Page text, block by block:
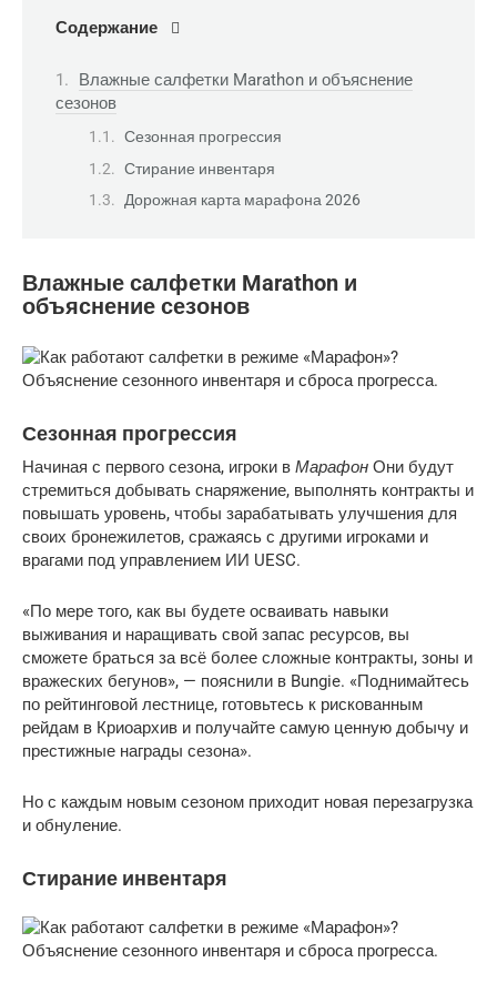
Содержание
Влажные салфетки Marathon и объяснение
сезонов
Сезонная прогрессия
Стирание инвентаря
Дорожная карта марафона 2026
Влажные салфетки Marathon и
объяснение сезонов
Сезонная прогрессия
Начиная с первого сезона, игроки в Марафон Они будут
стремиться добывать снаряжение, выполнять контракты и
повышать уровень, чтобы зарабатывать улучшения для
своих бронежилетов, сражаясь с другими игроками и
врагами под управлением ИИ UESC.
«По мере того, как вы будете осваивать навыки
выживания и наращивать свой запас ресурсов, вы
сможете браться за всё более сложные контракты, зоны и
вражеских бегунов», — пояснили в Bungie. «Поднимайтесь
по рейтинговой лестнице, готовьтесь к рискованным
рейдам в Криоархив и получайте самую ценную добычу и
престижные награды сезона».
Но с каждым новым сезоном приходит новая перезагрузка
и обнуление.
Стирание инвентаря